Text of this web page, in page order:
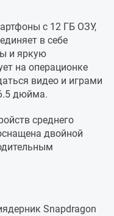
с 12 ГБ ОЗУ,
в себе
и яркую
на операционке
видео и играми
дюйма.
среднего
двойной
Snapdragon